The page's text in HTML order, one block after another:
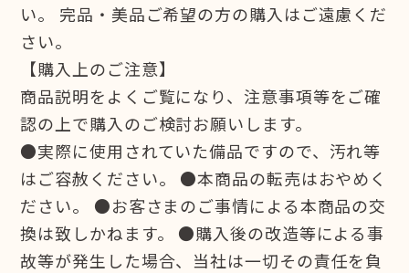
い。 完品・美品ご希望の方の購入はご遠慮くだ
さい。
【購入上のご注意】
商品説明をよくご覧になり、注意事項等をご確
認の上で購入のご検討お願いします。
●実際に使用されていた備品ですので、汚れ等
はご容赦ください。 ●本商品の転売はおやめく
ださい。 ●お客さまのご事情による本商品の交
換は致しかねます。 ●購入後の改造等による事
故等が発生した場合、当社は一切その責任を負